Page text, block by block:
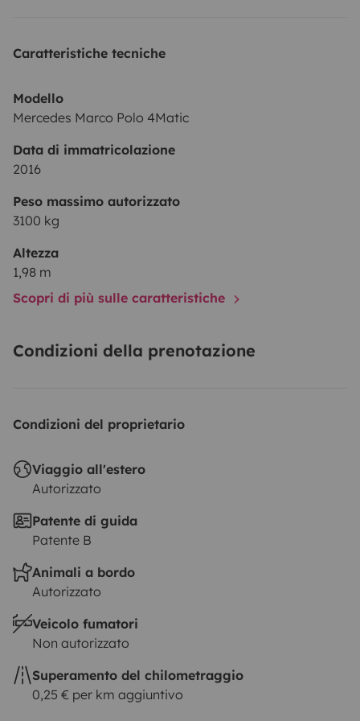
Caratteristiche tecniche
Modello
Mercedes Marco Polo 4Matic
Data di immatricolazione
2016
Peso massimo autorizzato
3100 kg
Altezza
1,98 m
Scopri di più sulle caratteristiche
Condizioni della prenotazione
Condizioni del proprietario
Viaggio all'estero
Autorizzato
Patente di guida
Patente B
Animali a bordo
Autorizzato
Veicolo fumatori
Non autorizzato
Superamento del chilometraggio
0,25 € per km aggiuntivo